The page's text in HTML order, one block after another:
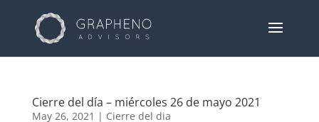
Cierre del día – miércoles 26 de mayo 2021
May 26, 2021 | Cierre del dia